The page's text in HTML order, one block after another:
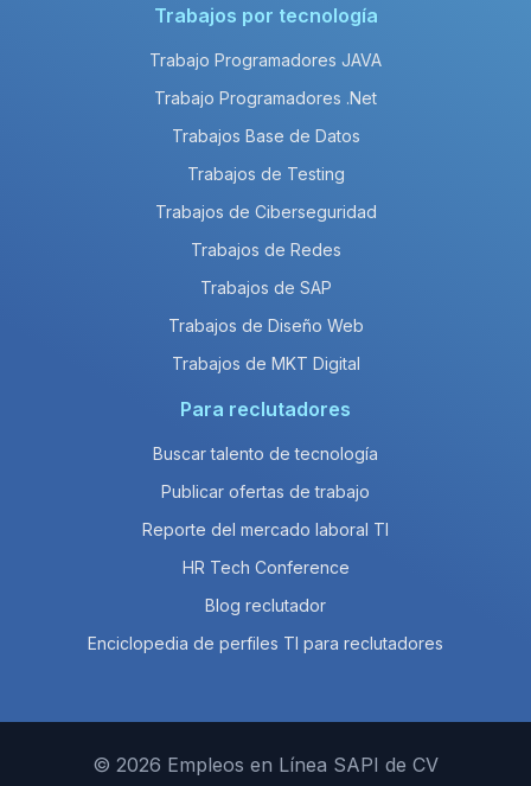
Trabajos por tecnología
Trabajo Programadores JAVA
Trabajo Programadores .Net
Trabajos Base de Datos
Trabajos de Testing
Trabajos de Ciberseguridad
Trabajos de Redes
Trabajos de SAP
Trabajos de Diseño Web
Trabajos de MKT Digital
Para reclutadores
Buscar talento de tecnología
Publicar ofertas de trabajo
Reporte del mercado laboral TI
HR Tech Conference
Blog reclutador
Enciclopedia de perfiles TI para reclutadores
© 2026 Empleos en Línea SAPI de CV